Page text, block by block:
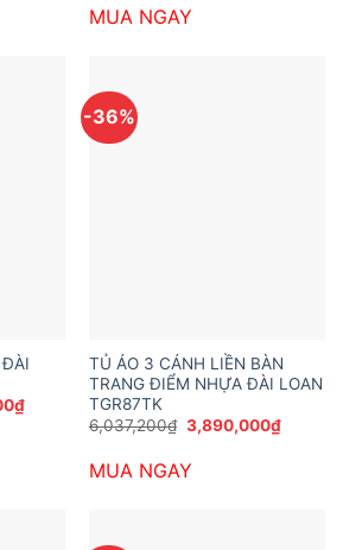
3,253,200₫.
MUA NGAY
ĐÀI
₫Giá
hiện
2,550,000₫.
-36%
TỦ ÁO 3 CÁNH LIỀN BÀN
TRANG ĐIỂM NHỰA ĐÀI LOAN
TGR87TK
6,037,200₫ Giá
gốc
6,037,200₫.
3,890,000₫Giá
hiện
MUA NGAY